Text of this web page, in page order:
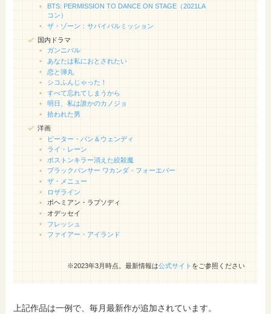
BTS: PERMISSION TO DANCE ON STAGE（2021LA
コン）
ザ・ゾーン：サバイバルミッション
国内ドラマ
ガンニバル
あなたは私におとされたい
恋と弾丸
シコふんじゃった！
すべて忘れてしまうから
明日、私は誰かのカノジョ
拾われた男
洋画
ピーター・パン＆ウェンディ
ライ・レーン
ボストンキラー消えた絞殺魔
ブラックパンサー ワカンダ・フォーエバー
ザ・メニュー
ロザライン
ボヘミアン・ラプソディ
オデッセイ
フレッシュ
ファイアー・アイランド
※2023年3月時点。最新情報は公式サイト をご参照ください
上記作品は一例で、毎月最新作が追加されています。